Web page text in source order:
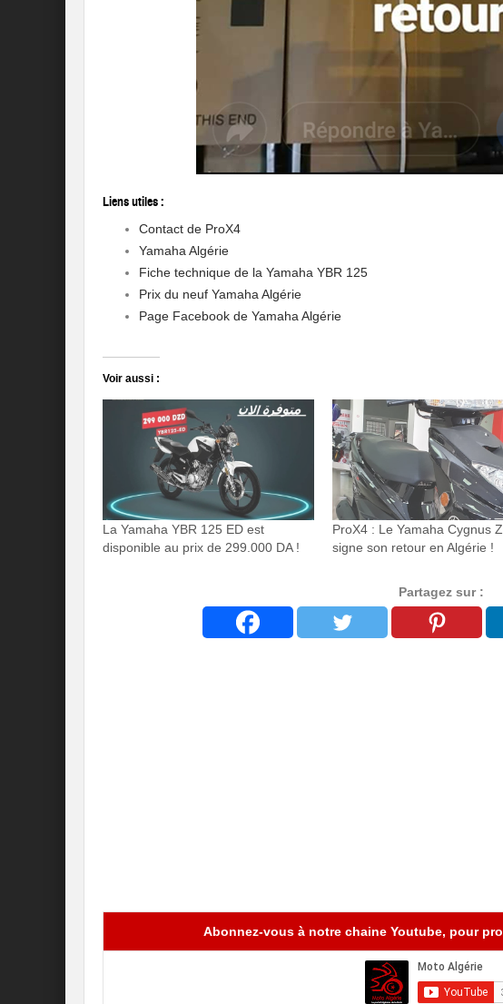
Liens utiles :
Contact de ProX4
Yamaha Algérie
Fiche technique de la Yamaha YBR 125
Prix du neuf Yamaha Algérie
Page Facebook de Yamaha Algérie
Voir aussi :
La Yamaha YBR 125 ED est
disponible au prix de 299.000 DA !
ProX4 : Le Yamaha Cygnus
signe son retour en Algérie !
Partagez sur :
Abonnez-vous à notre chaine Youtube, pour